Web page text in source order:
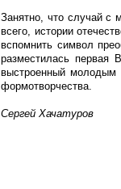
Занятно, что случай с
всего, истории
вспомнить символ
разместилась первая
выстроенный молодым
формотворчества.
Сергей Хачатуров